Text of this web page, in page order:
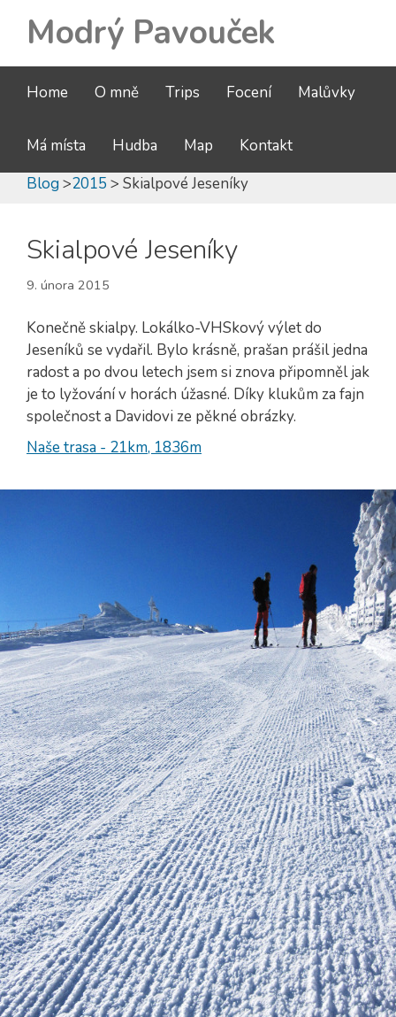
Modrý Pavouček
Home O mně Trips Focení Malůvky
Má místa Hudba Map
Kontakt
Blog >2015 > Skialpové Jeseníky
Skialpové Jeseníky
9. února 2015
Konečně skialpy. Lokálko-VHSkový výlet do
Jeseníků se vydařil. Bylo krásně, prašan prášil jedna
radost a po dvou letech jsem si znova připomněl jak
je to lyžování v horách úžasné. Díky klukům za fajn
společnost a Davidovi ze pěkné obrázky.
Naše trasa - 21km, 1836m